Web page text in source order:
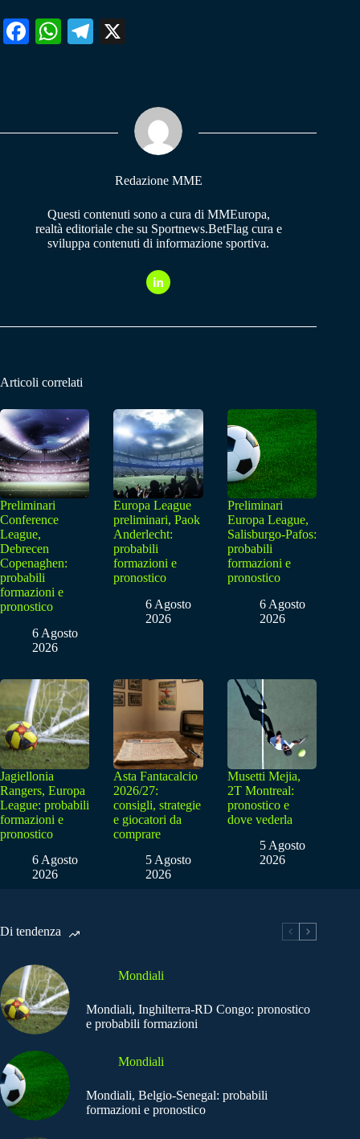
Fa W
pp
Te
m
Redazione MME
Questi contenuti sono a cura di MMEuropa,
realtà editoriale che su Sportnews.BetFlag cura e
sviluppa contenuti di informazione sportiva.
Articoli correlati
Preliminari
Conference
League,
Debrecen
Copenaghen:
probabili
formazioni e
pronostico
6 Agosto
2026
Europa League
preliminari, Paok
Anderlecht:
probabili
formazioni e
pronostico
6 Agosto
2026
Preliminari
Europa League,
Salisburgo-Pafos:
probabili
formazioni e
pronostico
6 Agosto
2026
Jagiellonia
Rangers, Europa
League: probabili
formazioni e
pronostico
6 Agosto
2026
Asta Fantacalcio
2026/27:
consigli, strategie
e giocatori da
comprare
5 Agosto
2026
Musetti Mejia,
2T Montreal:
pronostico e
dove vederla
5 Agosto
2026
Di tendenza
Mondiali
Mondiali, Inghilterra-RD Congo: pronostico
e probabili formazioni
Mondiali
Mondiali, Belgio-Senegal: probabili
formazioni e pronostico